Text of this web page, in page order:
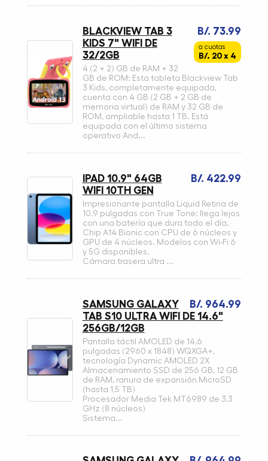
B/. 73.99
a cuotas
B/. 20 x 4
BLACKVIEW TAB 3
KIDS 7" WIFI DE
32/2GB
4 (2 + 2) GB de RAM + 32
GB de ROM: Esta tableta Blackview Tab
3 Kids, completamente equipada,
cuenta con 4 GB (2 GB + 2 GB de
memoria virtual) de RAM y 32 GB de
ROM, ampliable hasta 1 TB. Está
equipada con el último sistema
operativo And...
B/. 422.99
IPAD 10.9" 64GB
WIFI 10TH GEN
Impresionante pantalla Liquid Retina de
10.9 pulgadas con True Tone: llega lejos
con una batería que dura todo el día.
Chip A14 Bionic con CPU de 6 núcleos y
GPU de 4 núcleos. Modelos con Wi-Fi 6
y 5G disponibles.
Cámara trasera ultra ...
B/. 964.99
SAMSUNG GALAXY
TAB S10 ULTRA WIFI DE 14.6"
256GB/12GB
Pantalla táctil AMOLED de 14,6
pulgadas (2960 x 1848) WQXGA+,
tecnología Dynamic AMOLED 2X
Almacenamiento SSD de 256 GB, 12 GB
de RAM, ranura de expansión MicroSD
(hasta 1,5 TB)
Procesador Media Tek MT6989 de 3,3
GHz (8 núcleos)
Sistema...